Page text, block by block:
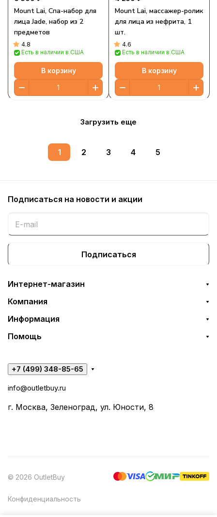
Mount Lai, Спа-набор для
лица Jade, набор из 2
предметов
4.8
Есть в наличии в США
В корзину
Mount Lai, массажер-ролик
для лица из нефрита, 1
шт.
4.6
Есть в наличии в США
В корзину
Загрузить еще
1 2 3 4 5
Подписаться на новости и акции
Подписаться
Интернет-магазин
Компания
Информация
Помощь
+7 (499) 348-85-65
info@outletbuy.ru
г. Москва, Зеленоград, ул. Юности, 8
© 2026 OutletBuy
Конфиденциальность